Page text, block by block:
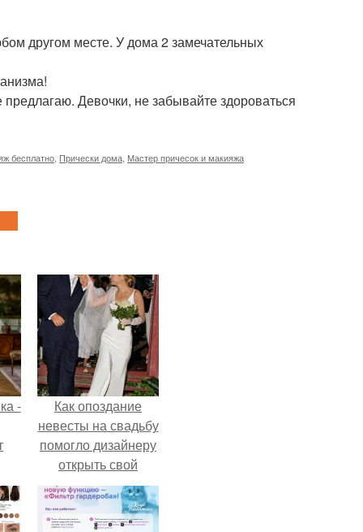
другом месте. У дома 2 замечательных
Девочки, не забывайте здороваться
бесплатно Прически дома Мастер причесок и макияжа
-
и
Как опоздание
невесты на свадьбу
помогло дизайнеру
открыть свой
бренд.